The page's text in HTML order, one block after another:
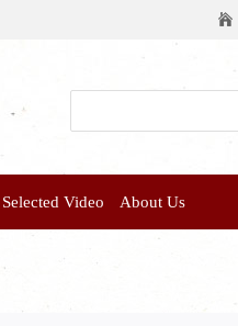
Selected Video About Us